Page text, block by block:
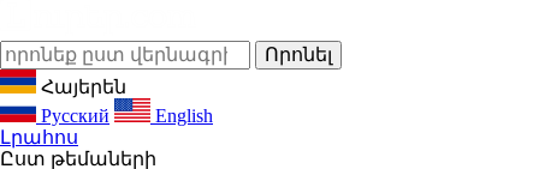
Հայերեն
Русский
English
Լրահոս
Ըստ թեմաների